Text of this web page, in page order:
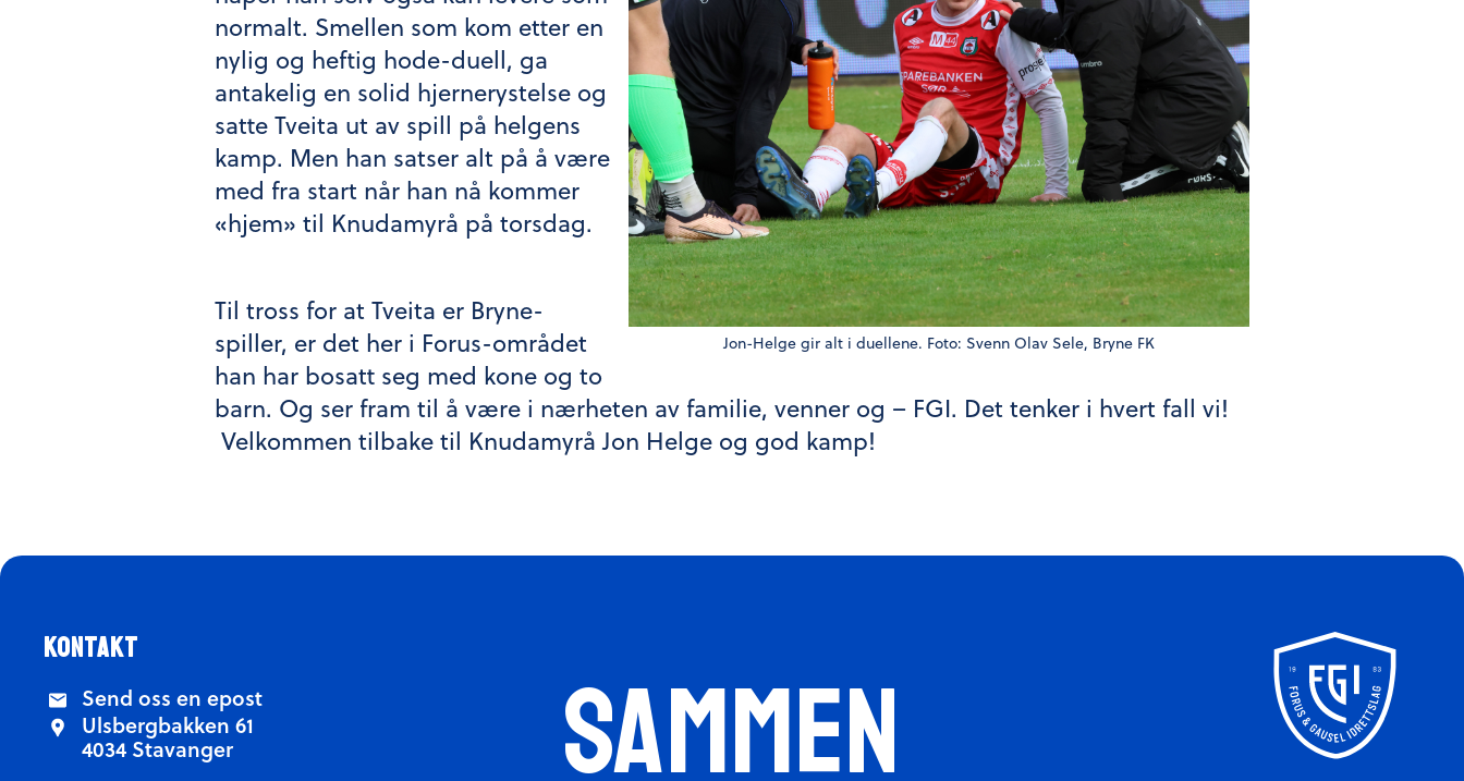
Jon-Helge gir alt i duellene. Foto: Svenn Olav Sele, Bryne FK
normalt. Smellen som kom etter en
nylig og heftig hode-duell, ga
antakelig en solid hjernerystelse og
satte Tveita ut av spill på helgens
kamp. Men han satser alt på å være
med fra start når han nå kommer
«hjem» til Knudamyrå på torsdag.
Til tross for at Tveita er Bryne-
spiller, er det her i Forus-området
han har bosatt seg med kone og to
barn. Og ser fram til å være i nærheten av familie, venner og – FGI. Det tenker i hvert fall vi!
Velkommen tilbake til Knudamyrå Jon Helge og god kamp!
kontakt
Send oss en epost
Ulsbergbakken 61
4034 Stavanger
SAMMEN